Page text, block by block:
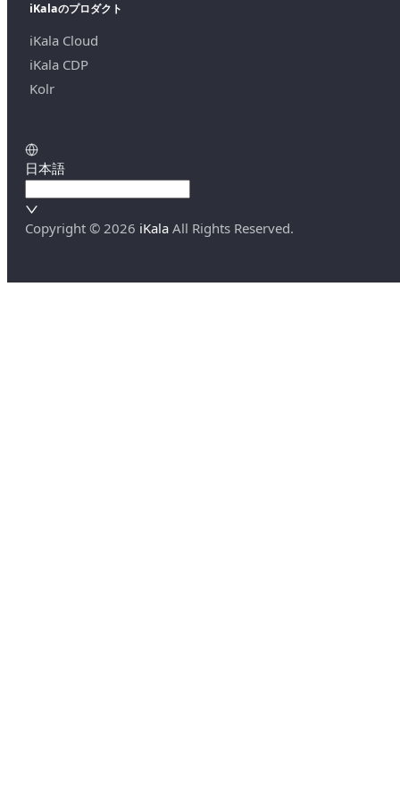
iKalaのプロダクト
iKala Cloud
iKala CDP
Kolr
日本語
Copyright © 2026 iKala All Rights Reserved.